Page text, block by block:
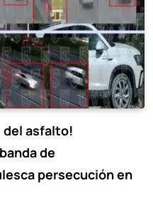
del asfalto!
de
persecución en